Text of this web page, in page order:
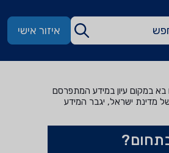
איזור אישי
בא במקום עיון במידע המתפרסם
מדינת ישראל, יגבר המידע